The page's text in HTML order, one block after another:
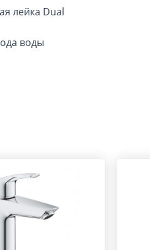
лейка Dual
воды